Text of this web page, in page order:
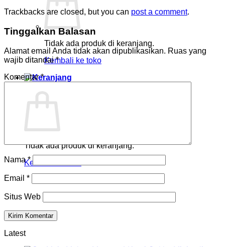
Tidak ada produk di keranjang.
Kembali ke toko
Tidak ada produk di keranjang.
Kembali ke toko
Trackbacks are closed, but you can post a comment.
Tinggalkan Balasan
Alamat email Anda tidak akan dipublikasikan. Ruas yang
wajib ditandai*
Komentar*
Nama*
Email *
Situs Web
Latest